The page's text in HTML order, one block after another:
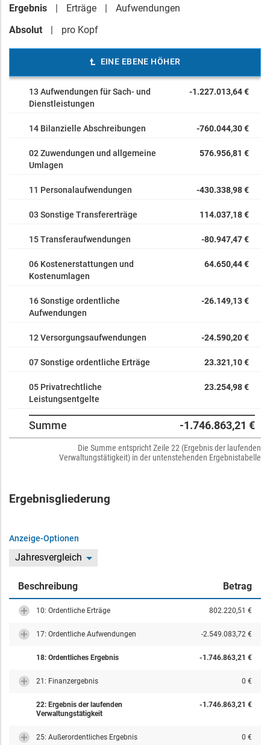
Ergebnis Erträge
Aufwendungen
Absolut
pro Kopf
EINE EBENE HÖHER
13 Aufwendungen für Sach- und
Dienstleistungen
-1.227.013,64 €
14 Bilanzielle Abschreibungen -760.044,30 €
02 Zuwendungen und allgemeine
Umlagen
576.956,81 €
11 Personalaufwendungen -430.338,98 €
03 Sonstige Transfererträge 114.037,18 €
15 Transferaufwendungen -80.947,47 €
06 Kostenerstattungen und
Kostenumlagen
64.650,44 €
16 Sonstige ordentliche
Aufwendungen
-26.149,13 €
12 Versorgungsaufwendungen -24.590,20 €
07 Sonstige ordentliche Erträge 23.321,10 €
05 Privatrechtliche
Leistungsentgelte
23.254,98 €
Summe -1.746.863,21 €
Die Summe entspricht Zeile 22 (Ergebnis der laufenden
Verwaltungstätigkeit) in der untenstehenden Ergebnistabelle
Ergebnisgliederung
Anzeige-Optionen
Jahresvergleich
Beschreibung Betrag
10: Ordentliche Erträge 802.220,51 €
17: Ordentliche Aufwendungen -2.549.083,72 €
18: Ordentliches Ergebnis -1.746.863,21 €
21: Finanzergebnis 0 €
22: Ergebnis der laufenden
Verwaltungstätigkeit
-1.746.863,21 €
25: Außerordentliches Ergebnis 0 €